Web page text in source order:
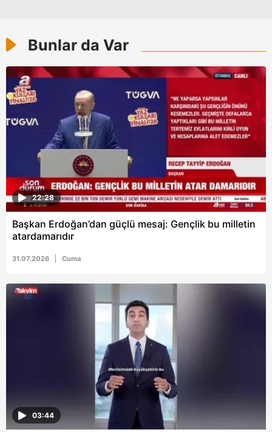
sınırlı olarak açık rızanız dahilinde kullanılacaktır.
Çerezlere ilişkin tercihlerinizi aşağıda yer alan panel
vasıtasıyla belirleyebilirsiniz. Çerezlere ilişkin detaylı bilgi
için Ayarlar butonuna tıklayabilir,Çerez Bilgilendirme
ziyaret edebilirsiniz.
6698 sayılı Kişisel Verilerin Korunması Kanunu uyarınca
hazırlanmış Aydınlatma Metnimizi okumak ve sitemizde
ilgili mevzuata uygun olarak kullanılan çerezlerle ilgili bilgi
almak için lütfentıklayınız.
Bunlar da Var
22:28
Başkan Erdoğan’dan güçlü mesaj: Gençlik bu milletin
atardamarıdır
31.07.2026 Cuma
03:44